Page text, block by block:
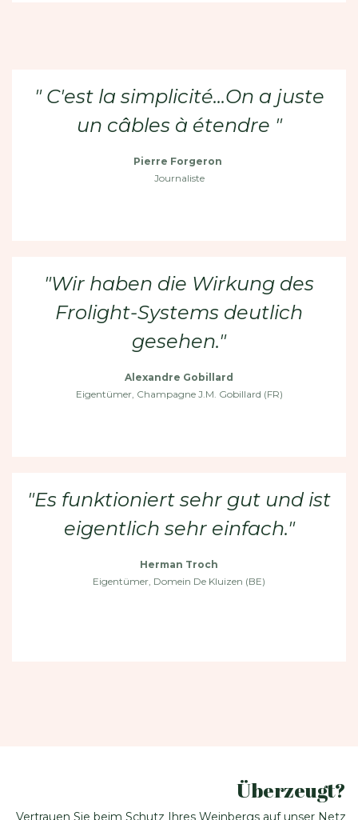
" C'est la simplicité...On a juste
un câbles à étendre "
Pierre Forgeron
Journaliste
"Wir haben die Wirkung des
Frolight-Systems deutlich
gesehen."
Alexandre Gobillard
Eigentümer, Champagne J.M. Gobillard (FR)
"Es funktioniert sehr gut und ist
eigentlich sehr einfach."
Herman Troch
Eigentümer, Domein De Kluizen (BE)
Überzeugt?
Vertrauen Sie beim Schutz Ihres Weinbergs auf unser Netz